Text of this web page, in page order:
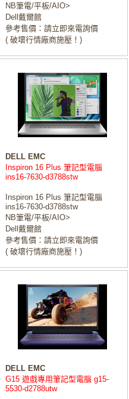
NB筆電/平板/AIO>
Dell戴爾館
參考售價：請立即來電詢價
( 破壞行情廠商施壓！)
DELL EMC
Inspiron 16 Plus 筆記型電腦
ins16-7630-d3788stw
Inspiron 16 Plus 筆記型電腦
ins16-7630-d3788stw
NB筆電/平板/AIO>
Dell戴爾館
參考售價：請立即來電詢價
( 破壞行情廠商施壓！)
DELL EMC
G15 遊戲專用筆記型電腦 g15-
5530-d2788utw